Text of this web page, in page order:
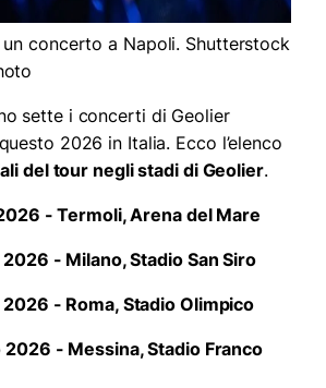
concerto a Napoli. Shutterstock
sette i concerti di Geolier
2026 in Italia. Ecco l’elenco
del tour negli stadi di Geolier.
- Termoli, Arena del Mare
- Milano, Stadio San Siro
- Roma, Stadio Olimpico
- Messina, Stadio Franco